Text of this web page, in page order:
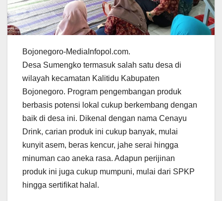
Bojonegoro-MediaInfopol.com.
Desa Sumengko termasuk salah satu desa di
wilayah kecamatan Kalitidu Kabupaten
Bojonegoro. Program pengembangan produk
berbasis potensi lokal cukup berkembang dengan
baik di desa ini. Dikenal dengan nama Cenayu
Drink, carian produk ini cukup banyak, mulai
kunyit asem, beras kencur, jahe serai hingga
minuman cao aneka rasa. Adapun perijinan
produk ini juga cukup mumpuni, mulai dari SPKP
hingga sertifikat halal.